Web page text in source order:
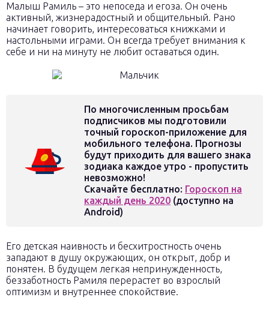
Малыш Рамиль – это непоседа и егоза. Он очень
активный, жизнерадостный и общительный. Рано
начинает говорить, интересоваться книжками и
настольными играми. Он всегда требует внимания к
себе и ни на минуту не любит оставаться один.
По многочисленным просьбам
подписчиков мы подготовили
точный гороскоп-приложение для
мобильного телефона. Прогнозы
будут приходить для вашего знака
зодиака каждое утро - пропустить
невозможно!
Скачайте бесплатно: Гороскоп на
каждый день 2020 (доступно на
Android)
Его детская наивность и бесхитростность очень
западают в душу окружающих, он открыт, добр и
понятен. В будущем легкая непринужденность,
беззаботность Рамиля перерастет во взрослый
оптимизм и внутреннее спокойствие.